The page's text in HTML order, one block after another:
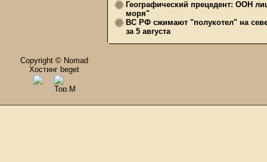
Географический прецедент: ООН
моря"
ВС РФ сжимают "полукотел" на
за 5 августа
Copyright © Nomad
Хостинг beget